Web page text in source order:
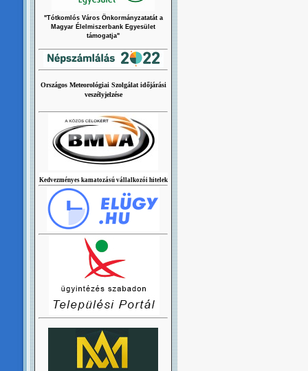
"Tótkomlós Város Önkormányzatatát a
Magyar Élelmiszerbank Egyesület
támogatja"
Országos Meteorológiai Szolgálat időjárási
veszélyjelzése
Kedvezményes kamatozású vállalkozói hitelek